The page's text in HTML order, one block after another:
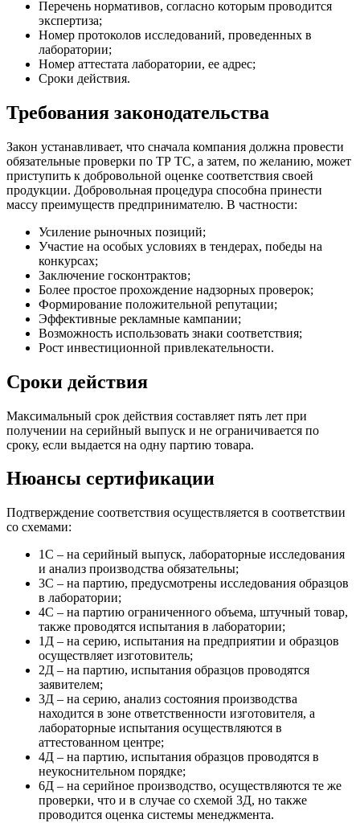
Перечень нормативов, согласно которым проводится
экспертиза;
Номер протоколов исследований, проведенных в
лаборатории;
Номер аттестата лаборатории, ее адрес;
Сроки действия.
Требования законодательства
Закон устанавливает, что сначала компания должна провести
обязательные проверки по ТР ТС, а затем, по желанию, может
приступить к добровольной оценке соответствия своей
продукции. Добровольная процедура способна принести
массу преимуществ предпринимателю. В частности:
Усиление рыночных позиций;
Участие на особых условиях в тендерах, победы на
конкурсах;
Заключение госконтрактов;
Более простое прохождение надзорных проверок;
Формирование положительной репутации;
Эффективные рекламные кампании;
Возможность использовать знаки соответствия;
Рост инвестиционной привлекательности.
Сроки действия
Максимальный срок действия составляет пять лет при
получении на серийный выпуск и не ограничивается по
сроку, если выдается на одну партию товара.
Нюансы сертификации
Подтверждение соответствия осуществляется в соответствии
со схемами:
1С – на серийный выпуск, лабораторные исследования
и анализ производства обязательны;
3С – на партию, предусмотрены исследования образцов
в лаборатории;
4С – на партию ограниченного объема, штучный товар,
также проводятся испытания в лаборатории;
1Д – на серию, испытания на предприятии и образцов
осуществляет изготовитель;
2Д – на партию, испытания образцов проводятся
заявителем;
3Д – на серию, анализ состояния производства
находится в зоне ответственности изготовителя, а
лабораторные испытания осуществляются в
аттестованном центре;
4Д – на партию, испытания образцов проводятся в
неукоснительном порядке;
6Д – на серийное производство, осуществляются те же
проверки, что и в случае со схемой 3Д, но также
проводится оценка системы менеджмента.